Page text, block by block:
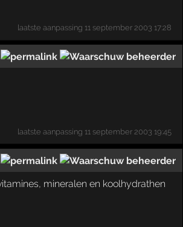
laatste aanpassing 11 september 2003 17:28
laatste aanpassing 11 september 2003 19:45
mineralen en koolhydrathen